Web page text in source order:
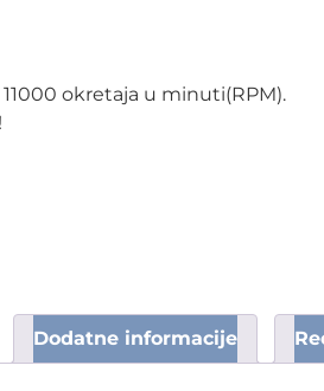
okretaja u minuti(RPM).
Dodatne informacije